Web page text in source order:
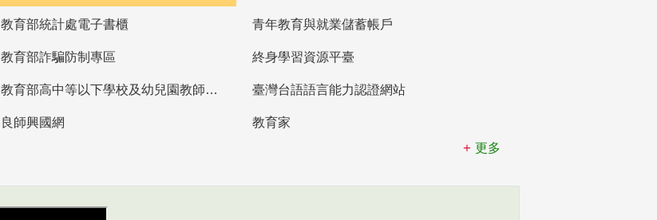
教育部統計處電子書櫃 青年教育與就業儲蓄帳戶
教育部詐騙防制專區 終身學習資源平臺
教育部高中等以下學校及幼兒園教師資格檢定考試 臺灣台語語言能力認證網站
良師興國網
教育家
更多